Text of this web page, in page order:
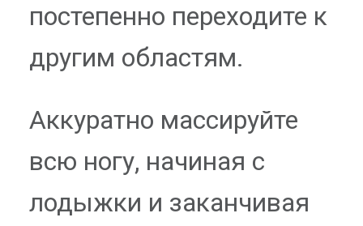
постепенно переходите к
другим областям.
Аккуратно массируйте
всю ногу, начиная с
лодыжки и заканчивая